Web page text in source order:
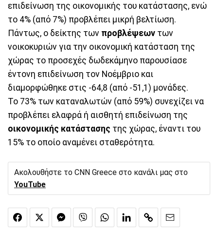
επιδείνωση της οικονομικής του κατάστασης, ενώ
το 4% (από 7%) προβλέπει μικρή βελτίωση.
Πάντως, ο δείκτης των προβλέψεων των
νοικοκυριών για την οικονομική κατάσταση της
χώρας το προσεχές δωδεκάμηνο παρουσίασε
έντονη επιδείνωση τον Νοέμβριο και
διαμορφώθηκε στις -64,8 (από -51,1) μονάδες.
Το 73% των καταναλωτών (από 59%) συνεχίζει να
προβλέπει ελαφρά ή αισθητή επιδείνωση της
οικονομικής κατάστασης της χώρας, έναντι του
15% το οποίο αναμένει σταθερότητα.
Ακολουθήστε το CNN Greece στο κανάλι μας στο
YouTube